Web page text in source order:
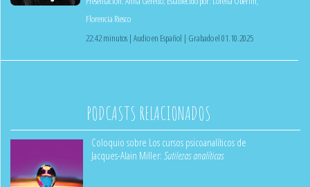
Florencia Riesco
22:42 minutos | Audio en Español | Grabado el 01.10.2025
PODCASTS RELACIONADOS
Coloquio sobre Los cursos psicoanalíticos de
Jacques-Alain Miller: Sutilezas analíticas